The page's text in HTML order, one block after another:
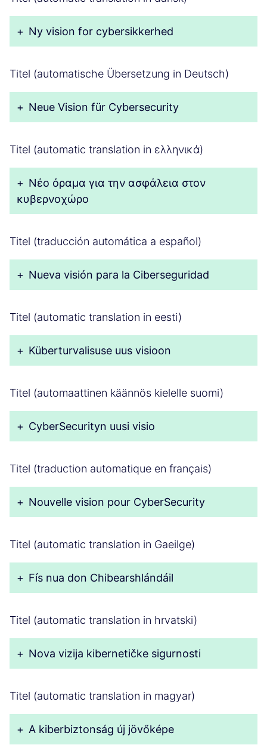
+ Ny vision for cybersikkerhed
Titel (automatische Übersetzung in Deutsch)
+ Neue Vision für Cybersecurity
Titel (automatic translation in ελληνικά)
+ Νέο όραμα για την ασφάλεια στον
κυβερνοχώρο
Titel (traducción automática a español)
+ Nueva visión para la Ciberseguridad
Titel (automatic translation in eesti)
+ Küberturvalisuse uus visioon
Titel (automaattinen käännös kielelle suomi)
+ CyberSecurityn uusi visio
Titel (traduction automatique en français)
+ Nouvelle vision pour CyberSecurity
Titel (automatic translation in Gaeilge)
+ Fís nua don Chibearshlándáil
Titel (automatic translation in hrvatski)
+ Nova vizija kibernetičke sigurnosti
Titel (automatic translation in magyar)
+ A kiberbiztonság új jövőképe